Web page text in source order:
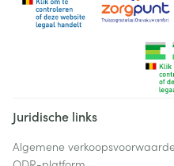
Juridische links
Algemene